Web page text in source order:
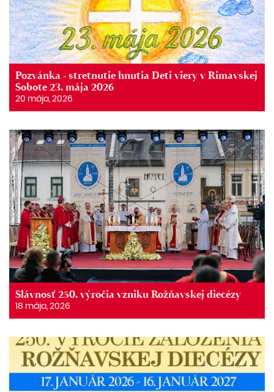
Pozvánka - stretnutie hnutia Deti viery v Rimavskej
Sobote 23. mája 2026
20 mája, 2026
Slávnosť 250. výročia vzniku Rožňavskej diecézy
18 mája, 2026